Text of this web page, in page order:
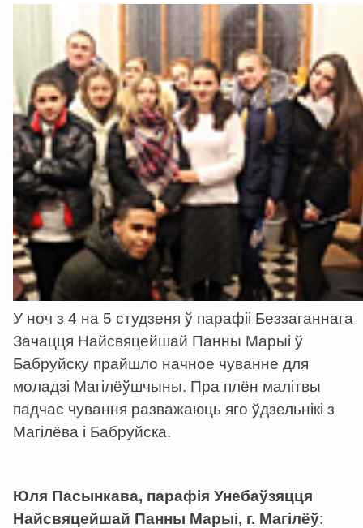
У ноч з 4 на 5 студзеня ў парафіі Беззаганнага
Зачацця Найсвяцейшай Панны Марыі ў
Бабруйску прайшло начное чуванне для
моладзі Магілёўшчыны. Пра плён малітвы
падчас чування разважаюць яго ўдзельнікі з
Магілёва і Бабруйска.
Юля Пасынкава, парафія Унебаўзяцця
Найсвяцейшай Панны Марыі, г. Магілёў: